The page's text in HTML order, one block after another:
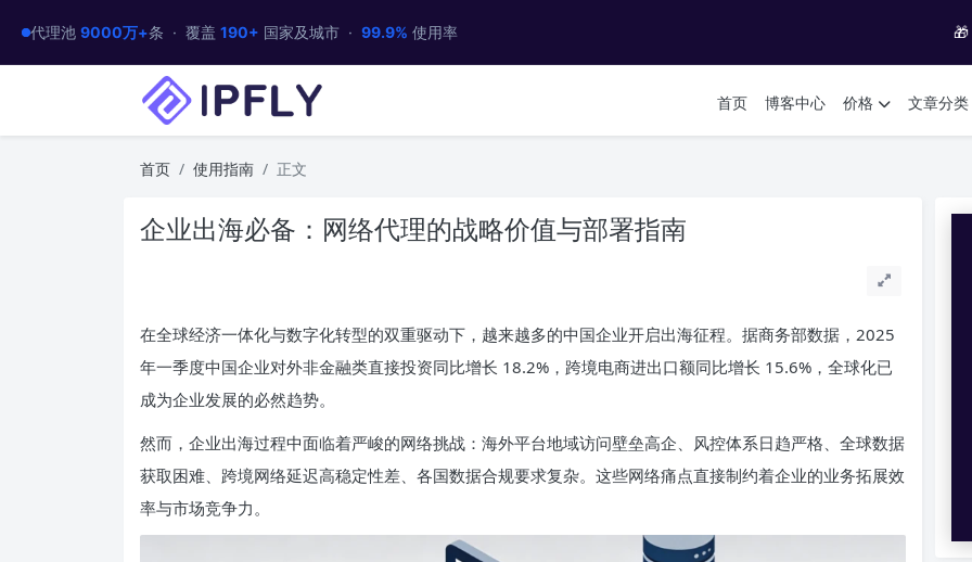
代理池 9000万+条 · 覆盖 190+ 国家及城市 · 99.9% 使用率 🎁
首页 博客中心 价格 文章分类
首页 使用指南 正文
企业出海必备：网络代理的战略价值与部署指南
在全球经济一体化与数字化转型的双重驱动下，越来越多的中国企业开启出海征程。据商务部数据，2025
年一季度中国企业对外非金融类直接投资同比增长 18.2%，跨境电商进出口额同比增长 15.6%，全球化已
成为企业发展的必然趋势。
然而，企业出海过程中面临着严峻的网络挑战：海外平台地域访问壁垒高企、风控体系日趋严格、全球数据
获取困难、跨境网络延迟高稳定性差、各国数据合规要求复杂。这些网络痛点直接制约着企业的业务拓展效
率与市场竞争力。